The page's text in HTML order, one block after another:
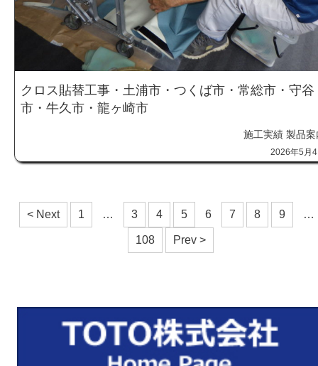
クロス貼替工事・土浦市・つくば市・常総市・守谷
市・牛久市・龍ヶ崎市
施工実績 製品案
2026年5月
< Next 1 … 3 4 5 6 7 8 9 …
108 Prev >